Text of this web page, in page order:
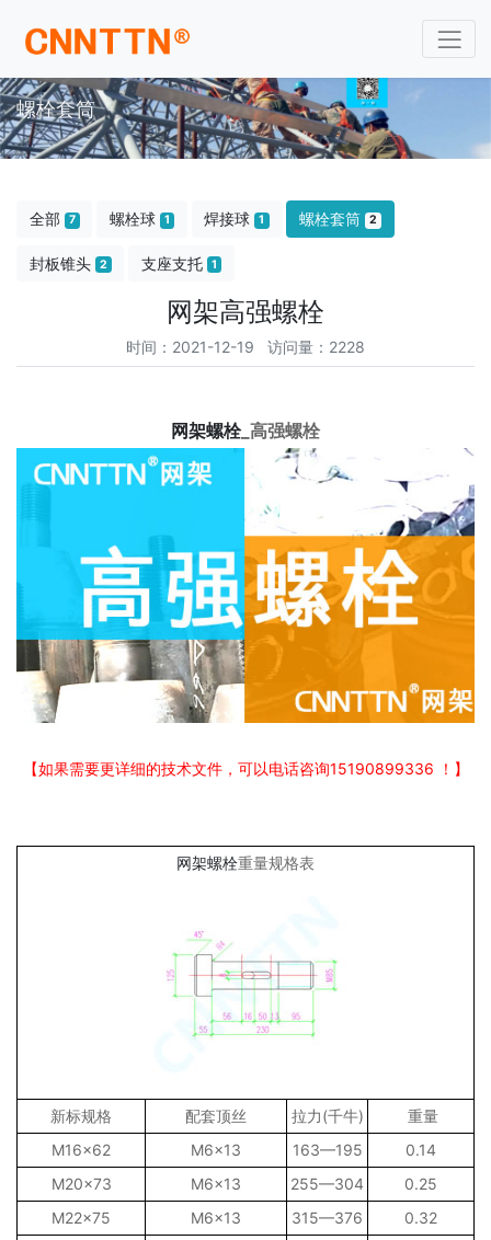
螺栓套筒
全部 7 螺栓球 1 焊接球 1 螺栓套筒 2
封板锥头 2 支座支托 1
网架高强螺栓
时间：2021-12-19 访问量：2228
网架螺栓_高强螺栓
【如果需要更详细的技术文件，可以电话咨询15190899336 ！】
网架螺栓重量规格表
新标规格 配套顶丝 拉力(千牛)
重量
M16×62
M6×13 163—195
0.14
M20×73
M6×13 255—304
0.25
M22×75
M6×13 315—376
0.32